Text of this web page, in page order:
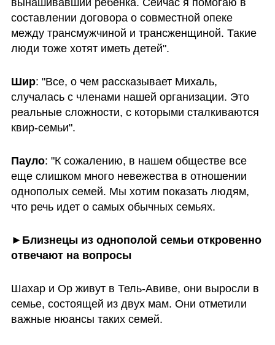
вынашивавший ребенка. Сейчас я помогаю в
составлении договора о совместной опеке
между трансмужчиной и трансженщиной. Такие
люди тоже хотят иметь детей".
Шир: "Все, о чем рассказывает Михаль,
случалась с членами нашей организации. Это
реальные сложности, с которыми сталкиваются
квир-семьи".
Пауло: "К сожалению, в нашем обществе все
еще слишком много невежества в отношении
однополых семей. Мы хотим показать людям,
что речь идет о самых обычных семьях.
►Близнецы из однополой семьи откровенно
отвечают на вопросы
Шахар и Ор живут в Тель-Авиве, они выросли в
семье, состоящей из двух мам. Они отметили
важные нюансы таких семей.